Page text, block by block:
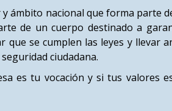
ámbito nacional que forma parte
de un cuerpo destinado a
se cumplen las leyes y llevar
ciudadana.
es tu vocación y si tus valores